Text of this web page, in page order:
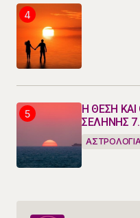
Η ΘΕΣΗ ΚΑΙ
ΣΕΛΗΝΗΣ